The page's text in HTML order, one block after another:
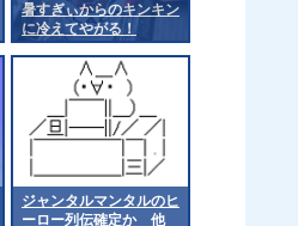
暑すぎぃからのキンキン
に冷えてやがる！
ジャンタルマンタルのヒ
ーロー列伝確定か 他